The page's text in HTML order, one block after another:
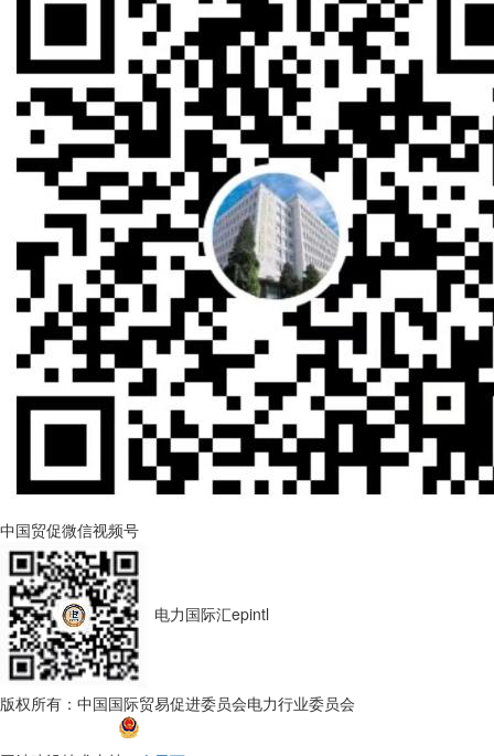
中国贸促微信视频号
电力国际汇epintl
版权所有：中国国际贸易促进委员会电力行业委员会